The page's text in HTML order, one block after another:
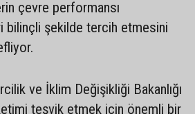
çevre performansı
bilinçli şekilde tercih etmesini
ve İklim Değişikliği Bakanlığı
teşvik etmek için önemli bir